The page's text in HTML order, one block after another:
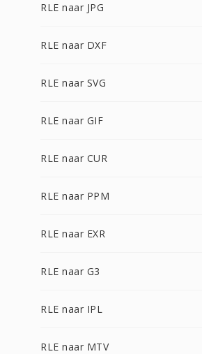
RLE naar JPG
RLE naar DXF
RLE naar SVG
RLE naar GIF
RLE naar CUR
RLE naar PPM
RLE naar EXR
RLE naar G3
RLE naar IPL
RLE naar MTV